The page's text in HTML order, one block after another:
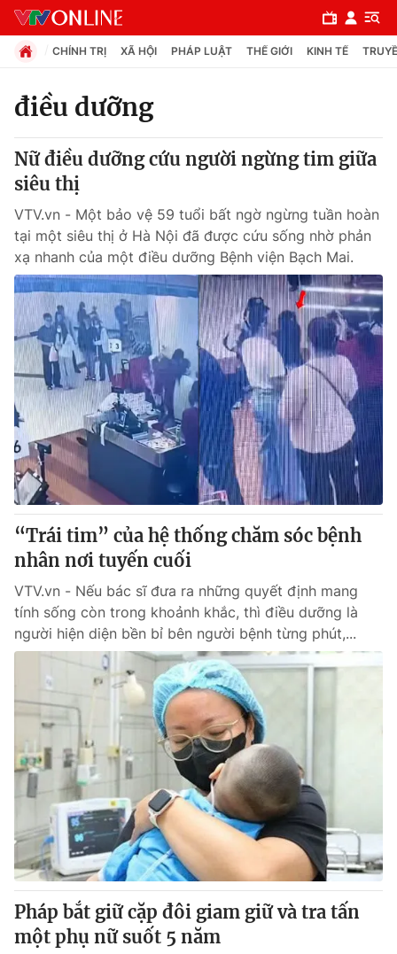
Chuyên mục
Chính trị
Xã hội
Pháp luật
Y tế
Thế giới
Tin tức
Thế giới đó đây
Câu chuyện quốc tế
Kinh tế
Tài chính
Thị trường
Góc doanh nghiệp
Dữ liệu và đời sống
Truyền hình
Hậu trường
Nhân vật
Khán giả
Giải sao mai
Giải trí
Điện ảnh
Âm nhạc
Đời sống
Du lịch
Làm đẹp
Chất lượng cuộc sống
Giáo dục
Tuyển sinh
Học trực tuyến
Công nghệ
Hitech Công nghệ tương lai
Sản phẩm
Thị trường
Tư vấn
Giao lưu trực tuyến
Lịch phát sóng
Chuyên mục khác
Emagazine Podcast
CHÍNH TRỊ XÃ HỘI PHÁP LUẬT THẾ GIỚI KINH TẾ
điều dưỡng
Nữ điều dưỡng cứu người ngừng tim giữa
siêu thị
VTV.vn - Một bảo vệ 59 tuổi bất ngờ ngừng tuần hoàn
tại một siêu thị ở Hà Nội đã được cứu sống nhờ phản
xạ nhanh của một điều dưỡng Bệnh viện Bạch Mai.
“Trái tim” của hệ thống chăm sóc bệnh
nhân nơi tuyến cuối
VTV.vn - Nếu bác sĩ đưa ra những quyết định mang
tính sống còn trong khoảnh khắc, thì điều dưỡng là
người hiện diện bền bỉ bên người bệnh từng phút,...
Pháp bắt giữ cặp đôi giam giữ và tra tấn
một phụ nữ suốt 5 năm